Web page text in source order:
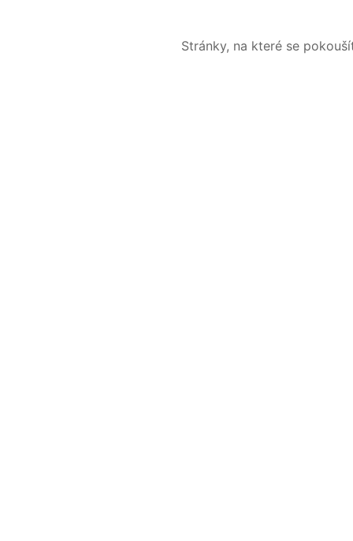
Stránky, na které se